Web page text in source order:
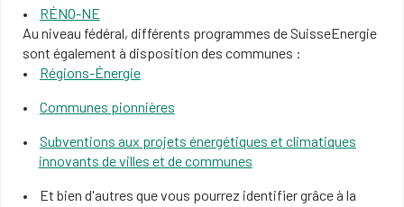
RÉNO-NE
Au niveau fédéral, différents programmes de SuisseEnergie
sont également à disposition des communes :
Régions-Énergie
Communes pionnières
Subventions aux projets énergétiques et climatiques
innovants de villes et de communes
Et bien d'autres que vous pourrez identifier grâce à la